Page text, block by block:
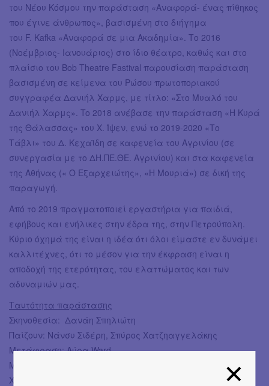
του Νέου Κόσμου την παράσταση «Αναφορά- ένας πίθηκος
που έγινε άνθρωπος», βασισμένη στο διήγημα
του F. Kafka «Αναφορά σε μια Ακαδημία». Το 2016
(Νοέμβριος- Ιανουάριος) στο ίδιο θέατρο, καθώς και στο
πλαίσιο του Bob Theatre Fastival παρουσίαση παράσταση
βασισμένη σε κείμενα του Ρώσου πρωτοποριακού
συγγραφέα Δανιήλ Χαρμς, με τίτλο: «Στο Μυαλό του
Δανιήλ Χαρμς». To 2018 ανέβασε την παράσταση «Η Κυρά
της Θάλασσας» του Χ. Ίψεν, ενώ το 2019-2020 «Το
Τάβλι» του Δ. Κεχαϊδη σε καφενεία του Αγρινίου (σε
συνεργασία με το ΔΗ.ΠΕ.ΘΕ. Αγρινίου) και στα καφενεία
της Αθήνας (« Ο Εξαρχειώτης», «Η Μουριά») σε δική της
παραγωγή.
Από το 2019 πραγματοποιεί εργαστήρια για παιδιά,
εφήβους και ενήλικες στην έδρα της, στην Πετρούπολη.
Κύριο όχημά της είναι η ιδέα ότι όλοι είμαστε εν δυνάμει
καλλιτέχνες, ότι το μέσον για την έκφραση είναι η
αποδοχή της ετερότητας, του ελαττώματος και των
αδυναμιών μας.
Ταυτότητα παράστασης
Σκηνοθεσία: Δανάη Σπηλιώτη
Παίζουν: Νάνσυ Σιδέρη, Σπύρος Χατζηαγγελάκης
Μετάφραση: Αύρα Ward
Μουσική σύνθεση/ εκτέλεση: Φώτης Σιώτας, Δημήτρης
Χατζηζήσης